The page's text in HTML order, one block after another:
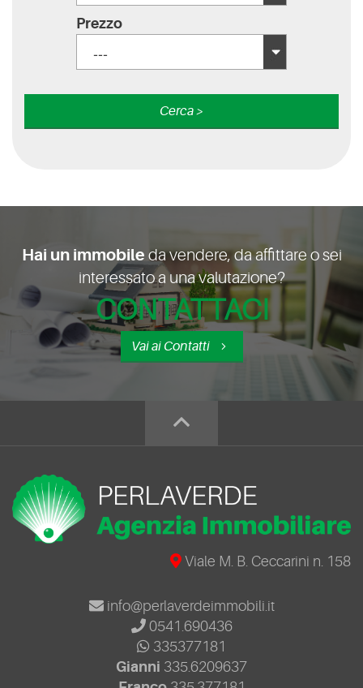
Prezzo
---
Hai un immobile da vendere, da affittare o sei
interessato a una valutazione?
CONTATTACI
Vai ai Contatti
Viale M. B. Ceccarini n. 158
info@perlaverdeimmobili.it
0541.690436
335377181
Gianni 335.6209637